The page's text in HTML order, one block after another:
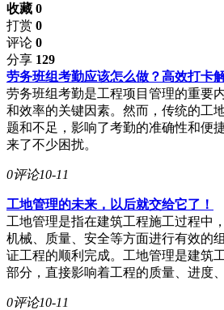
收藏 0
打赏 0
评论 0
分享 129
劳务班组考勤应该怎么做？高效打卡
劳务班组考勤是工程项目管理的重要
和效率的关键因素。然而，传统的工
题和不足，影响了考勤的准确性和便
来了不少困扰。
0评论10-11
工地管理的未来，以后就交给它了！
工地管理是指在建筑工程施工过程中
机械、质量、安全等方面进行有效的
证工程的顺利完成。工地管理是建筑
部分，直接影响着工程的质量、进度
0评论10-11